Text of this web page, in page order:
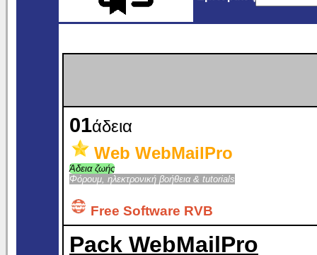
01άδεια
Web WebMailPro
Άδεια ζωής
Φόρουμ, ηλεκτρονική βοήθεια & tutorials
Free Software RVB
Pack WebMailPro